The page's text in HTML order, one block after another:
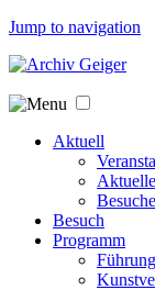
Jump to navigation
Aktuell
Besuch
Programm